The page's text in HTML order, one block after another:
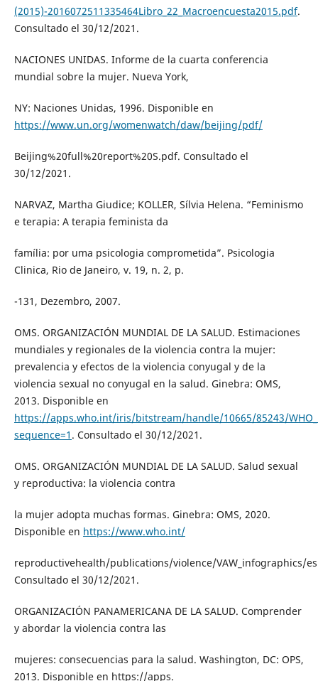
(2015)-2016072511335464Libro_22_Macroencuesta2015.pdf.
Consultado el 30/12/2021.
NACIONES UNIDAS. Informe de la cuarta conferencia
mundial sobre la mujer. Nueva York,
NY: Naciones Unidas, 1996. Disponible en
https://www.un.org/womenwatch/daw/beijing/pdf/
Beijing%20full%20report%20S.pdf. Consultado el
30/12/2021.
NARVAZ, Martha Giudice; KOLLER, Sílvia Helena. “Feminismo
e terapia: A terapia feminista da
família: por uma psicologia comprometida”. Psicologia
Clinica, Rio de Janeiro, v. 19, n. 2, p.
-131, Dezembro, 2007.
OMS. ORGANIZACIÓN MUNDIAL DE LA SALUD. Estimaciones
mundiales y regionales de la violencia contra la mujer:
prevalencia y efectos de la violencia conyugal y de la
violencia sexual no conyugal en la salud. Ginebra: OMS,
2013. Disponible en
https://apps.who.int/iris/bitstream/handle/10665/85243/
sequence=1 . Consultado el 30/12/2021.
OMS. ORGANIZACIÓN MUNDIAL DE LA SALUD. Salud sexual
y reproductiva: la violencia contra
la mujer adopta muchas formas. Ginebra: OMS, 2020.
Disponible en https://www.who.int/
reproductivehealth/publications/violence/VAW_infographics/
Consultado el 30/12/2021.
ORGANIZACIÓN PANAMERICANA DE LA SALUD. Comprender
y abordar la violencia contra las
mujeres: consecuencias para la salud. Washington, DC: OPS,
2013. Disponible en https://apps.